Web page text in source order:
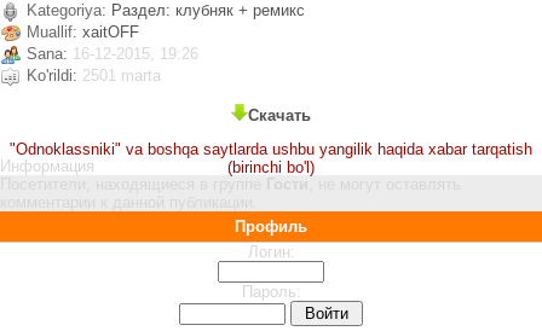
Kategoriya: Раздел: клубняк + ремикс
Muallif: xaitOFF
Sana: 16-12-2015, 19:26
Ko'rildi: 2501 marta
Скачать
"Odnoklassniki" va boshqa saytlarda ushbu yangilik haqida xabar tarqatish
(birinchi bo'l)
Информация
Профиль
Логин:
Пароль: